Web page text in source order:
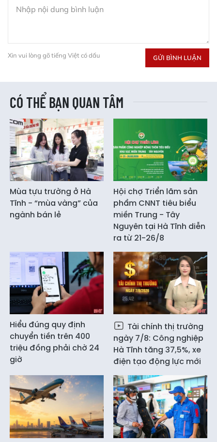
Xin vui lòng gõ tiếng Việt có dấu GỬI BÌNH LUẬN
CÓ THỂ BẠN QUAN TÂM
Mùa tựu trường ở Hà
Tĩnh - “mùa vàng” của
ngành bán lẻ
Hội chợ Triển lãm sản
phẩm CNNT tiêu biểu
miền Trung - Tây
Nguyên tại Hà Tĩnh diễn
ra từ 21-26/8
Hiểu đúng quy định
chuyển tiền trên 400
triệu đồng phải chờ 24
giờ
Tài chính thị trường
ngày 7/8: Công nghiệp
Hà Tĩnh tăng 37,5%, xe
điện tạo động lực mới